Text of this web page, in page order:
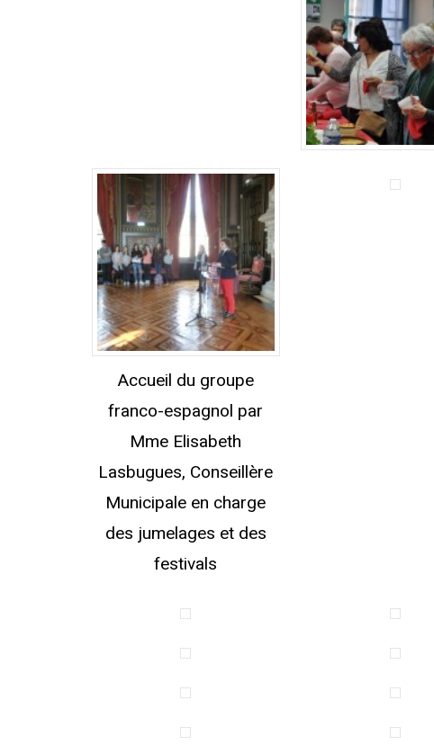
Accueil du groupe
franco-espagnol par
Mme Elisabeth
Lasbugues, Conseillère
Municipale en charge
des jumelages et des
festivals